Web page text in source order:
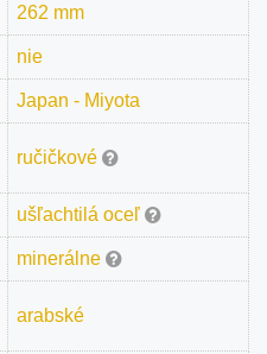
262 mm
nie
Japan - Miyota
ručičkové
ušľachtilá oceľ
minerálne
arabské